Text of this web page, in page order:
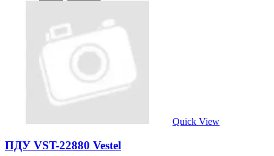
Quick View
ПДУ VST-22880 Vestel